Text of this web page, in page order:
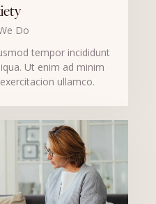
Do
tempor incididunt
Ut enim ad minim
ullamco.